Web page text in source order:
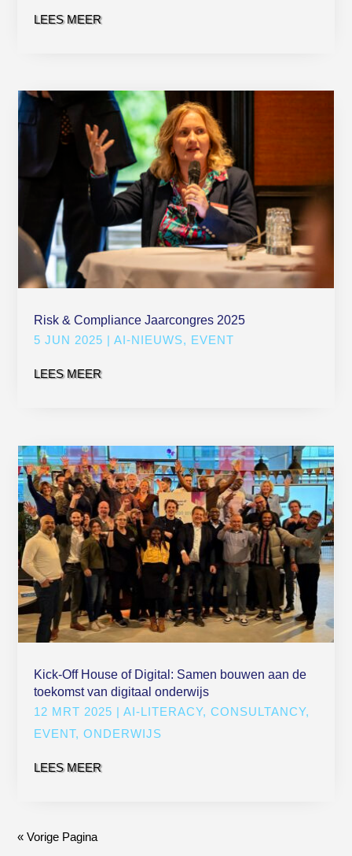
LEES MEER
Risk & Compliance Jaarcongres 2025
5 JUN 2025 |AI-NIEUWS, EVENT
LEES MEER
Kick-Off House of Digital: Samen bouwen aan de
toekomst van digitaal onderwijs
12 MRT 2025 |AI-LITERACY,CONSULTANCY,
EVENT,ONDERWIJS
LEES MEER
« Vorige Pagina